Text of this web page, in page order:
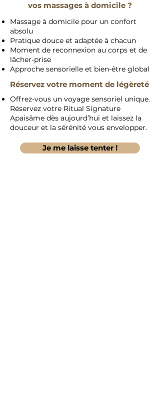
vos massages à domicile ?
Massage à domicile pour un confort
absolu
Pratique douce et adaptée à chacun
Moment de reconnexion au corps et de
lâcher-prise
Approche sensorielle et bien-être global
Réservez votre moment de légèreté
Offrez-vous un voyage sensoriel unique.
Réservez votre Ritual Signature
Apaisâme dès aujourd’hui et laissez la
douceur et la sérénité vous envelopper.
Je me laisse tenter !